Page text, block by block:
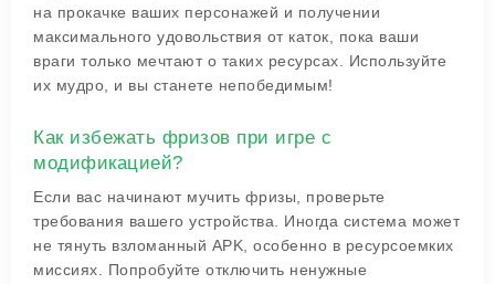
на прокачке ваших персонажей и получении
максимального удовольствия от каток, пока ваши
враги только мечтают о таких ресурсах. Используйте
их мудро, и вы станете непобедимым!
Как избежать фризов при игре с
модификацией?
Если вас начинают мучить фризы, проверьте
требования вашего устройства. Иногда система может
не тянуть взломанный APK, особенно в ресурсоемких
миссиях. Попробуйте отключить ненужные